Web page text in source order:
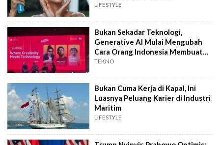
LIFESTYLE
Bukan Sekadar Teknologi,
Generative AI Mulai Mengubah
Cara Orang Indonesia Membuat
Film
TEKNO
Bukan Cuma Kerja di Kapal, Ini
Luasnya Peluang Karier di Industri
Maritim
LIFESTYLE